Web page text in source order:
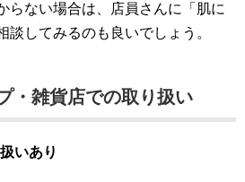
らない場合は、店員さんに「肌に
談してみるのも良いでしょう。
・雑貨店での取り扱い
いあり